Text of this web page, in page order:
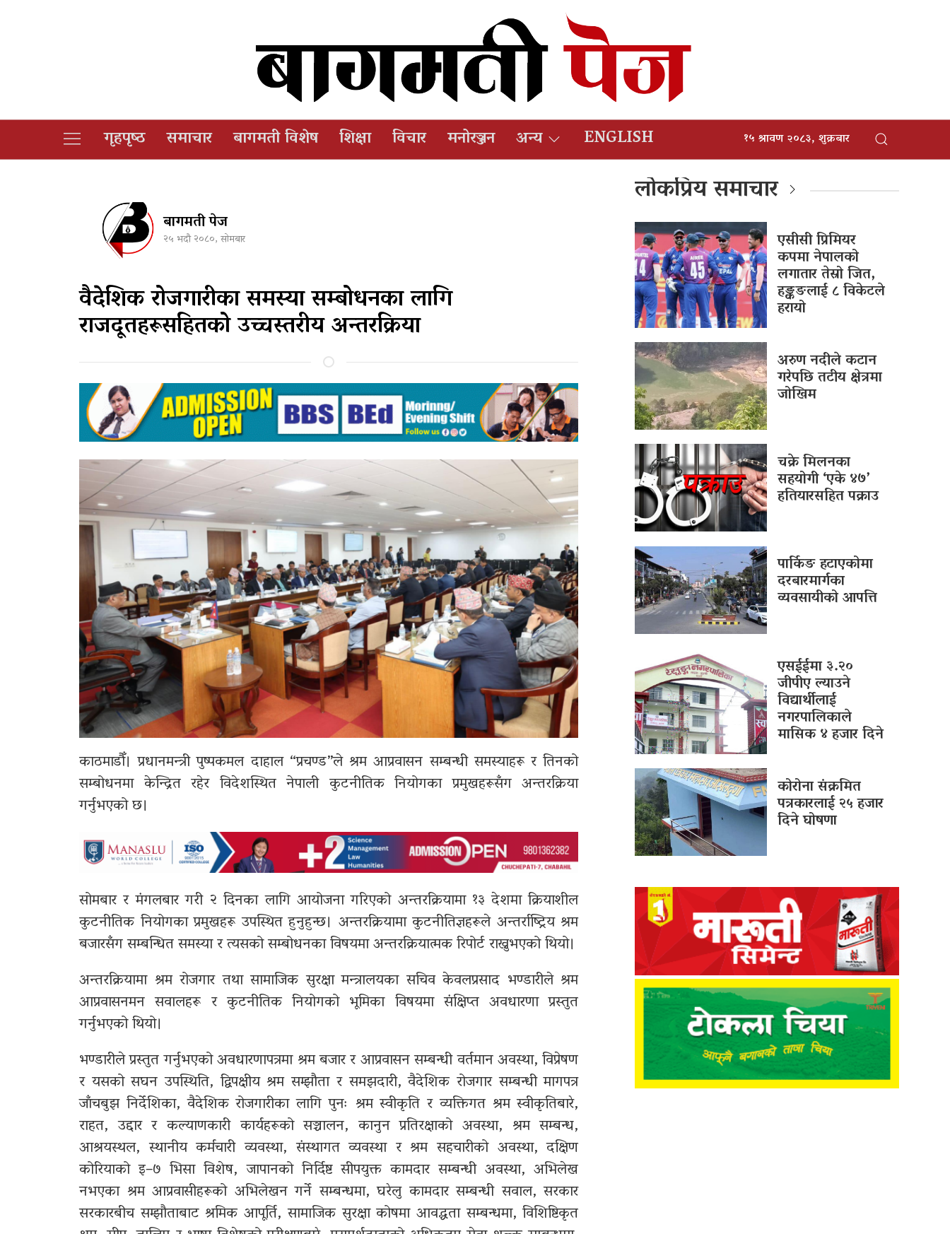
गृहपृष्‍ठ समाचार बागमती विशेष शिक्षा विचार मनोरञ्जन अन्य ENGLISH १५ श्रावण २०८३, शुक्रबार
बागमती पेज
२५ भदौ २०८०, सोमबार
वैदेशिक रोजगारीका समस्या सम्बोधनका लागि
राजदूतहरूसहितको उच्चस्तरीय अन्तरक्रिया
काठमाडौँ। प्रधानमन्त्री पुष्पकमल दाहाल “प्रचण्ड”ले श्रम आप्रवासन सम्बन्धी समस्याहरू र तिनको
सम्बोधनमा केन्द्रित रहेर विदेशस्थित नेपाली कुटनीतिक नियोगका प्रमुखहरूसँग अन्तरक्रिया
गर्नुभएको छ।
सोमबार र मंगलबार गरी २ दिनका लागि आयोजना गरिएको अन्तरक्रियामा १३ देशमा क्रियाशील
कुटनीतिक नियोगका प्रमुखहरू उपस्थित हुनुहुन्छ। अन्तरक्रियामा कुटनीतिज्ञहरूले अन्तर्राष्ट्रिय श्रम
बजारसँग सम्बन्धित समस्या र त्यसको सम्बोधनका विषयमा अन्तरक्रियात्मक रिपोर्ट राख्नुभएको थियो।
अन्तरक्रियामा श्रम रोजगार तथा सामाजिक सुरक्षा मन्त्रालयका सचिव केवलप्रसाद भण्डारीले श्रम
आप्रवासनमन सवालहरू र कुटनीतिक नियोगको भूमिका विषयमा संक्षिप्त अवधारणा प्रस्तुत
गर्नुभएको थियो।
भण्डारीले प्रस्तुत गर्नुभएको अवधारणापत्रमा श्रम बजार र आप्रवासन सम्बन्धी वर्तमान अवस्था, विप्रेषण
र यसको सघन उपस्थिति, द्विपक्षीय श्रम सम्झौता र समझदारी, वैदेशिक रोजगार सम्बन्धी मागपत्र
जाँचबुझ निर्देशिका, वैदेशिक रोजगारीका लागि पुनः श्रम स्वीकृति र व्यक्तिगत श्रम स्वीकृतिबारे,
राहत, उद्दार र कल्याणकारी कार्यहरूको सञ्चालन, कानुन प्रतिरक्षाको अवस्था, श्रम सम्बन्ध,
आश्रयस्थल, स्थानीय कर्मचारी व्यवस्था, संस्थागत व्यवस्था र श्रम सहचारीको अवस्था, दक्षिण
कोरियाको इ–७ भिसा विशेष, जापानको निर्दिष्ट सीपयुक्त कामदार सम्बन्धी अवस्था, अभिलेख
नभएका श्रम आप्रवासीहरूको अभिलेखन गर्ने सम्बन्धमा, घरेलु कामदार सम्बन्धी सवाल, सरकार
सरकारबीच सम्झौताबाट श्रमिक आपूर्ति, सामाजिक सुरक्षा कोषमा आवद्धता सम्बन्धमा, विशिष्टिकृत
लोकप्रिय समाचार
एसीसी प्रिमियर
कपमा नेपालको
लगातार तेस्रो जित,
हङ्कङलाई ८ विकेटले
हरायो
अरुण नदीले कटान
गरेपछि तटीय क्षेत्रमा
जोखिम
चक्रे मिलनका
सहयोगी ‘एके ४७’
हतियारसहित पक्राउ
पार्किङ हटाएकोमा
दरबारमार्गका
व्यवसायीको आपत्ति
एसईईमा ३.२०
जीपीए ल्याउने
विद्यार्थीलाई
नगरपालिकाले
मासिक ४ हजार दिने
कोरोना संक्रमित
पत्रकारलाई २५ हजार
दिने घोषणा